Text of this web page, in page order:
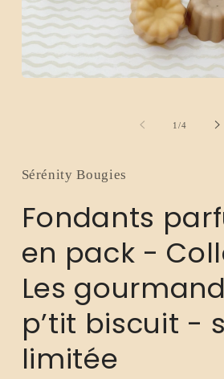
modale
1/de
4
Sérénity Bougies
Fondants
en pack -
Les
p’tit biscuit -
limitée